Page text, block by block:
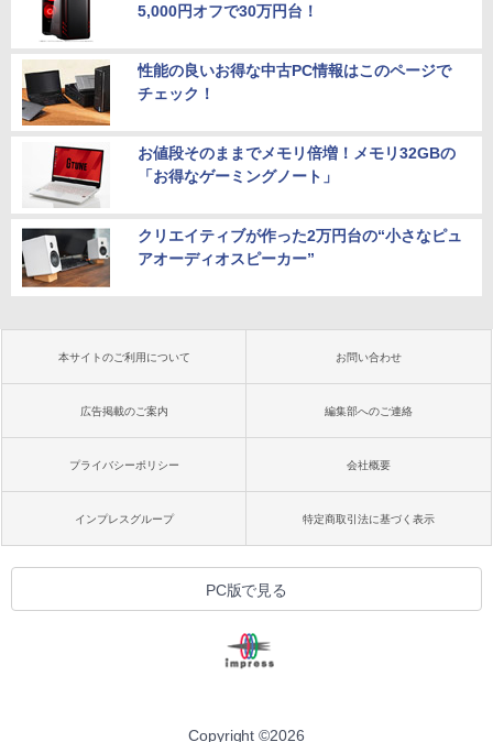
5,000円オフで30万円台！
性能の良いお得な中古PC情報はこのページで
チェック！
お値段そのままでメモリ倍増！メモリ32GBの
「お得なゲーミングノート」
クリエイティブが作った2万円台の“小さなピュ
アオーディオスピーカー”
本サイトのご利用について お問い合わせ
広告掲載のご案内 編集部へのご連絡
プライバシーポリシー 会社概要
インプレスグループ 特定商取引法に基づく表示
PC版で見る
Copyright ©2026